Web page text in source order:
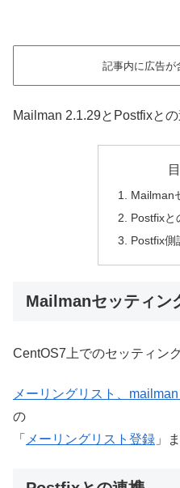
記事内に広告が
Mailman 2.1.29とPostfixと
Mailman
Postfixと
Postfix側
Mailmanセッティン
CentOS7上でのセッティン
メーリングリスト、
の
「 メーリングリスト登録 」